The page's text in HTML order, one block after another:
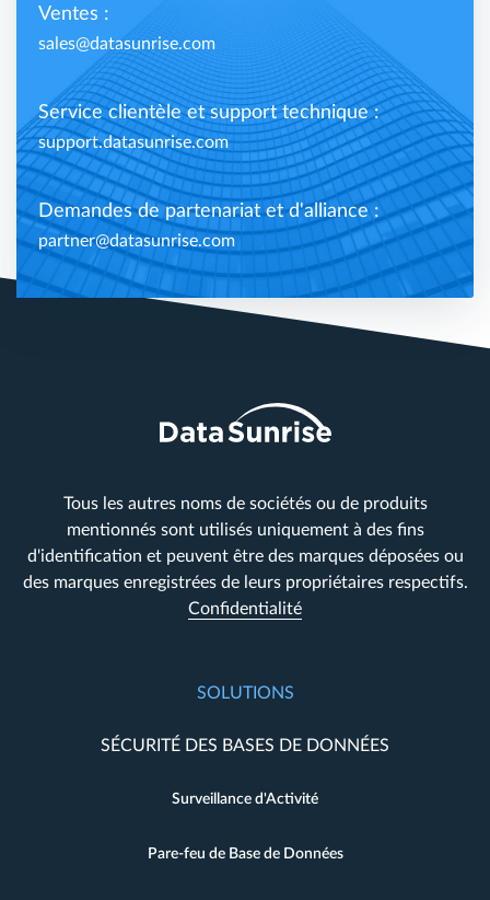
Ventes :
sales@datasunrise.com
Service clientèle et support technique :
support.datasunrise.com
Demandes de partenariat et d'alliance :
partner@datasunrise.com
Tous les autres noms de sociétés ou de produits
mentionnés sont utilisés uniquement à des fins
d'identification et peuvent être des marques déposées ou
des marques enregistrées de leurs propriétaires respectifs.
Confidentialité
SOLUTIONS
SÉCURITÉ DES BASES DE DONNÉES
Surveillance d'Activité
Pare-feu de Base de Données